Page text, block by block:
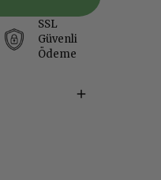
SSL
Güvenli
Ödeme